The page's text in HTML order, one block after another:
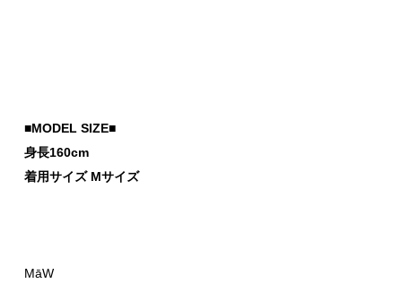
■MODEL SIZE■
身長160cm
着用サイズ Mサイズ
MāW